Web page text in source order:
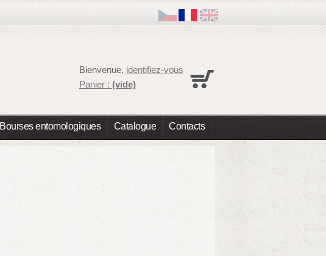
Bourses entomologiques Catalogue Contacts
Bienvenue, identifiez-vous
Panier : (vide)
Aucun produit
Total 0,00 €
Les prix sont HT